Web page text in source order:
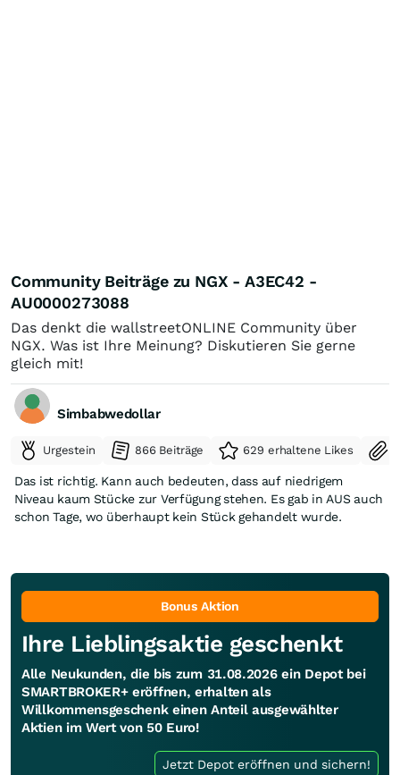
Community Beiträge zu NGX - A3EC42 -
AU0000273088
Das denkt die wallstreetONLINE Community über
NGX. Was ist Ihre Meinung? Diskutieren Sie gerne
gleich mit!
Simbabwedollar
Urgestein 866 Beiträge 629 erhaltene Likes
Das ist richtig. Kann auch bedeuten, dass auf niedrigem
Niveau kaum Stücke zur Verfügung stehen. Es gab in AUS auch
schon Tage, wo überhaupt kein Stück gehandelt wurde.
Bonus Aktion
Ihre Lieblingsaktie geschenkt
Alle Neukunden, die bis zum 31.08.2026 ein Depot bei
SMARTBROKER+ eröffnen, erhalten als
Willkommensgeschenk einen Anteil ausgewählter
Aktien im Wert von 50 Euro!
Jetzt Depot eröffnen und sichern!